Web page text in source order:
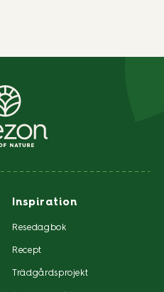
Inspiration
Resedagbok
Recept
Trädgårdsprojekt